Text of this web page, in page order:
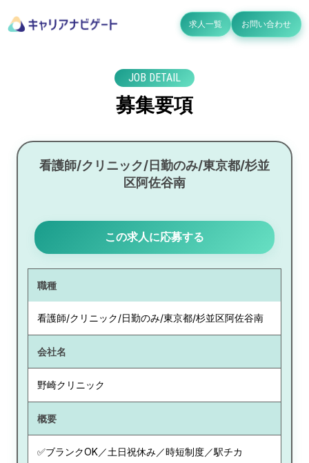
求人一覧 お問い合わせ
JOB DETAIL
募集要項
看護師/クリニック/日勤のみ/東京都/杉並
区阿佐谷南
この求人に応募する
職種
看護師/クリニック/日勤のみ/東京都/杉並区阿佐谷南
会社名
野崎クリニック
概要
✅ブランクOK／土日祝休み／時短制度／駅チカ